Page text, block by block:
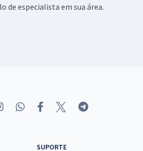
de especialista em sua área.
SUPORTE